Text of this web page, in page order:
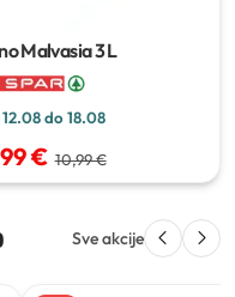
Malvasia3 L
12.08 do 18.08
€ 10,99 €
Sve akcije